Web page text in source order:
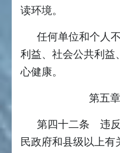
读环境。
任何单位和个人
利益、社会公共利益
心健康。
第五
第四十二条 违反
民政府和县级以上